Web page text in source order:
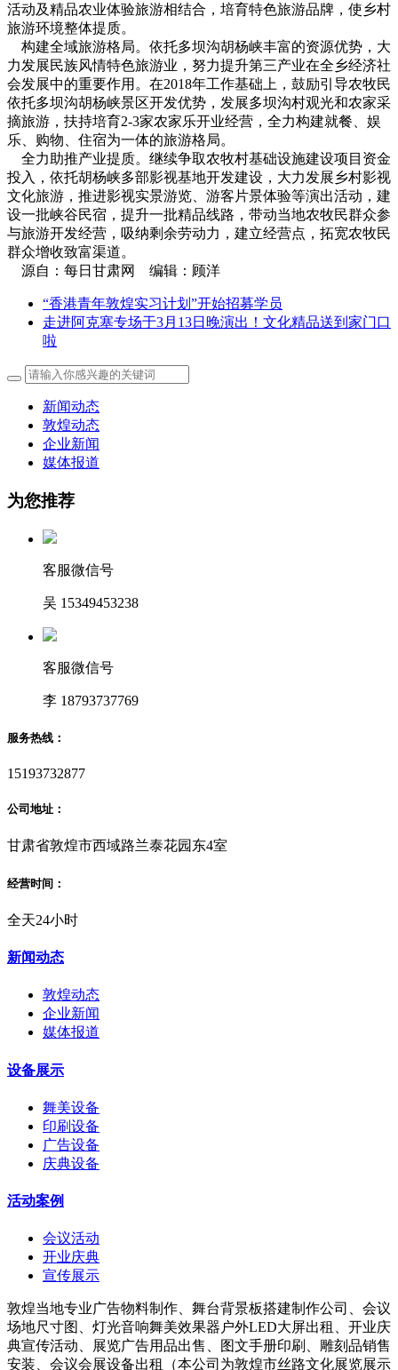
活动及精品农业体验旅游相结合，培育特色旅游品牌，使乡村
旅游环境整体提质。
构建全域旅游格局。依托多坝沟胡杨峡丰富的资源优势，大
力发展民族风情特色旅游业，努力提升第三产业在全乡经济社
会发展中的重要作用。在2018年工作基础上，鼓励引导农牧民
依托多坝沟胡杨峡景区开发优势，发展多坝沟村观光和农家采
摘旅游，扶持培育2-3家农家乐开业经营，全力构建就餐、娱
乐、购物、住宿为一体的旅游格局。
全力助推产业提质。继续争取农牧村基础设施建设项目资金
投入，依托胡杨峡多部影视基地开发建设，大力发展乡村影视
文化旅游，推进影视实景游览、游客片景体验等演出活动，建
设一批峡谷民宿，提升一批精品线路，带动当地农牧民群众参
与旅游开发经营，吸纳剩余劳动力，建立经营点，拓宽农牧民
群众增收致富渠道。
源自：每日甘肃网 编辑：顾洋
“香港青年敦煌实习计划”开始招募学员
走进阿克塞专场于3月13日晚演出！文化精品送到家门口
啦
新闻动态
敦煌动态
企业新闻
媒体报道
为您推荐
客服微信号
吴 15349453238
客服微信号
李 18793737769
服务热线：
15193732877
公司地址：
甘肃省敦煌市西域路兰泰花园东4室
经营时间：
全天24小时
新闻动态
敦煌动态
企业新闻
媒体报道
设备展示
舞美设备
印刷设备
广告设备
庆典设备
活动案例
会议活动
开业庆典
宣传展示
敦煌当地专业广告物料制作、舞台背景板搭建制作公司、会议
场地尺寸图、灯光音响舞美效果器户外LED大屏出租、开业庆
典宣传活动、展览广告用品出售、图文手册印刷、雕刻品销售
安装、会议会展设备出租（本公司为敦煌市丝路文化展览展示